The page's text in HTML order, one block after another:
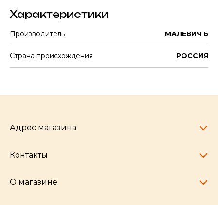
Характеристики
Производитель МАЛЕВИЧЪ
Страна происхождения РОССИЯ
Адрес магазина
Челябинск,
Контакты
pocherkartshop@mail.ru
О магазине